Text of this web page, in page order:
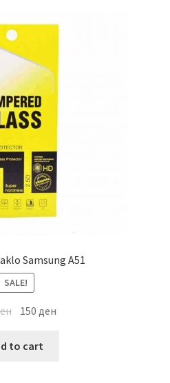
Samsung A51
SALE!
150ден
to cart